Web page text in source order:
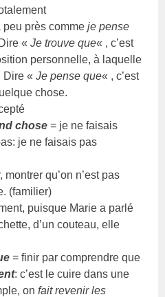
peu près commeje pense
«Je trouve que« , c’est
personnelle, à laquelle
Dire «Je pense que« , c’est
chose.
chose = je ne faisais
je ne faisais pas
qu’on n’est pas
(familier)
puisque Marie a parlé
d’un couteau, elle
= finir par comprendre que
: c’est le cuire dans une
onfait revenir les